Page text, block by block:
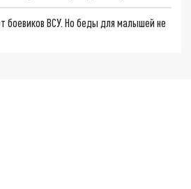
боевиков ВСУ. Но беды для малышей не